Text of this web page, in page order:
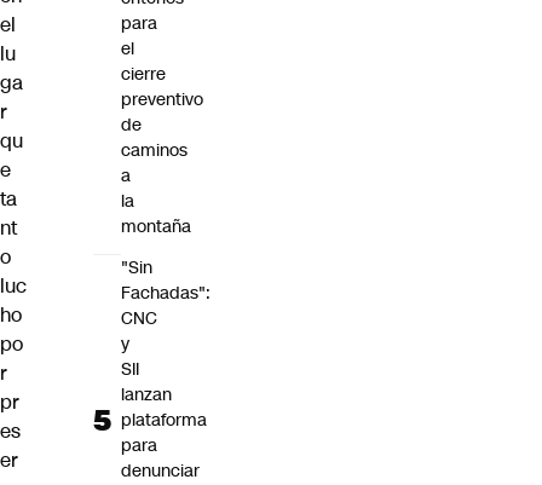
el
lu
ga
r
qu
e
ta
nt
o
luc
ho
po
r
pr
es
er
para
el
cierre
preventivo
de
caminos
a
la
montaña
"Sin
Fachadas":
CNC
y
SII
lanzan
plataforma
para
denunciar